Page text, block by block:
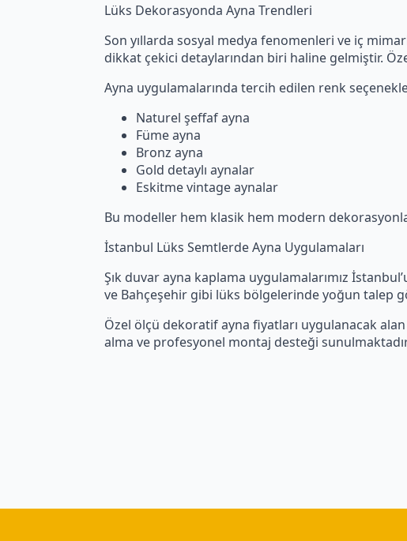
Lüks Dekorasyonda Ayna Trendleri
Son yıllarda sosyal medya fenomenleri ve iç
dikkat çekici detaylarından biri haline gelmiştir.
Ayna uygulamalarında tercih edilen renk
Naturel şeffaf ayna
Füme ayna
Bronz ayna
Gold detaylı aynalar
Eskitme vintage aynalar
Bu modeller hem klasik hem modern
İstanbul Lüks Semtlerde Ayna Uygulamaları
Şık duvar ayna kaplama uygulamalarımız
ve Bahçeşehir gibi lüks bölgelerinde yoğun talep
Özel ölçü dekoratif ayna fiyatları uygulanacak
alma ve profesyonel montaj desteği